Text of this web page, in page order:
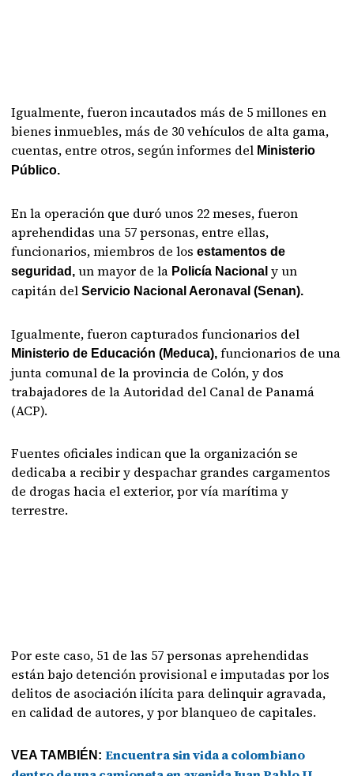
Igualmente, fueron incautados más de 5 millones en
bienes inmuebles, más de 30 vehículos de alta gama,
cuentas, entre otros, según informes del Ministerio
Público.
En la operación que duró unos 22 meses, fueron
aprehendidas una 57 personas, entre ellas,
funcionarios, miembros de los estamentos de
seguridad, un mayor de la Policía Nacionaly un
capitán delServicio Nacional Aeronaval (Senan).
Igualmente, fueron capturados funcionarios del
Ministerio de Educación (Meduca), funcionarios de una
junta comunal de la provincia de Colón, y dos
trabajadores de la Autoridad del Canal de Panamá
(ACP).
Fuentes oficiales indican que la organización se
dedicaba a recibir y despachar grandes cargamentos
de drogas hacia el exterior, por vía marítima y
terrestre.
Por este caso, 51 de las 57 personas aprehendidas
están bajo detención provisional e imputadas por los
delitos de asociación ilícita para delinquir agravada,
en calidad de autores, y por blanqueo de capitales.
VEA TAMBIÉN:Encuentra sin vida a colombiano